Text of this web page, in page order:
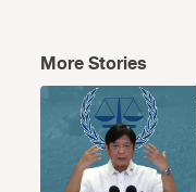
More Stories